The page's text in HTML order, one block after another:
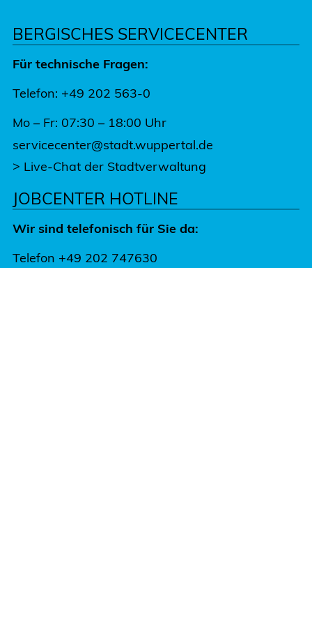
BERGISCHES SERVICECENTER
Für technische Fragen:
Telefon: +49 202 563-0
Mo – Fr: 07:30 – 18:00 Uhr
servicecenter@stadt.wuppertal.de
> Live-Chat der Stadtverwaltung
JOBCENTER HOTLINE
Wir sind telefonisch für Sie da:
Telefon +49 202 747630